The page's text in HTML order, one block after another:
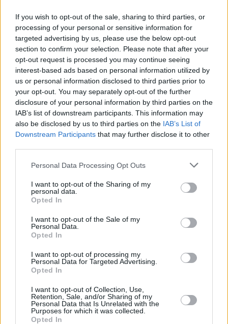
If you wish to opt-out of the sale, sharing to third parties, or
processing of your personal or sensitive information for
targeted advertising by us, please use the below opt-out
section to confirm your selection. Please note that after your
opt-out request is processed you may continue seeing
interest-based ads based on personal information utilized by
us or personal information disclosed to third parties prior to
your opt-out. You may separately opt-out of the further
disclosure of your personal information by third parties on the
IAB’s list of downstream participants. This information may
also be disclosed by us to third parties on the IAB’s List of
Downstream Participants that may further disclose it to other
Personal Data Processing Opt Outs
I want to opt-out of the Sharing of my
personal data.
Opted In
I want to opt-out of the Sale of my
Personal Data.
Opted In
I want to opt-out of processing my
Personal Data for Targeted Advertising.
Opted In
I want to opt-out of Collection, Use,
Retention, Sale, and/or Sharing of my
Personal Data that Is Unrelated with the
Purposes for which it was collected.
Opted In
su renovación.